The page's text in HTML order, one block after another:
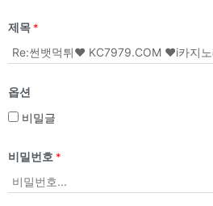
제목 *
옵션
비밀글
비밀번호 *